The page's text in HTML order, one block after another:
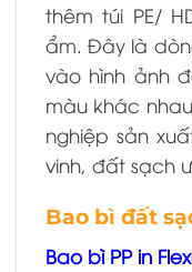
thêm túi PE/
ẩm. Đây là
vào hình ảnh
màu khác
nghiệp sản
vinh, đất sạch
Bao bì đất
Bao bì PP in